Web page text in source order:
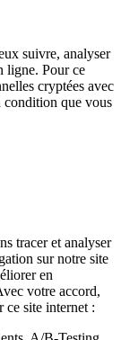
suivre, analyser
ligne. Pour ce
cryptées avec
condition que vous
tracer et analyser
sur notre site
en
votre accord,
ce site internet :